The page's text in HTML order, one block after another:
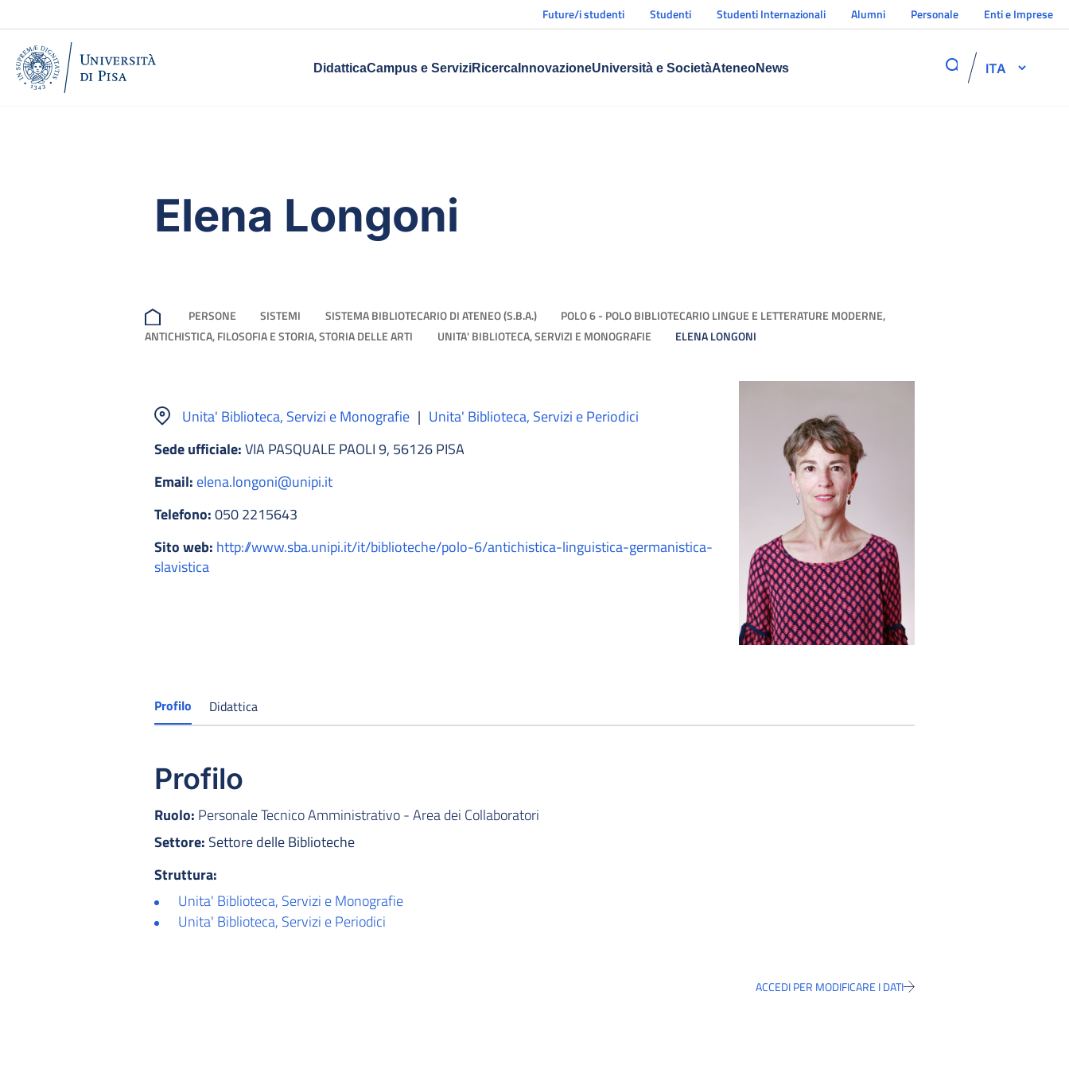
Future/i studenti Studenti Studenti Internazionali Alumni Personale Enti e Imprese
DidatticaCampus e ServiziRicercaInnovazioneUniversità e SocietàAteneoNews ITA
Elena Longoni
PERSONE SISTEMI SISTEMA BIBLIOTECARIO DI ATENEO (S.B.A.)
POLO 6 - POLO BIBLIOTECARIO LINGUE E LETTERATURE MODERNE,
ANTICHISTICA, FILOSOFIA E STORIA, STORIA DELLE ARTI
UNITA' BIBLIOTECA, SERVIZI E MONOGRAFIE ELENA LONGONI
Unita' Biblioteca, Servizi e Monografie | Unita' Biblioteca, Servizi e Periodici
Sede ufficiale:VIA PASQUALE PAOLI 9, 56126 PISA
Email: elena.longoni@unipi.it
Telefono:050 2215643
Sito web: http://www.sba.unipi.it/it/biblioteche/polo-6/antichistica-linguistica-germanistica-
slavistica
Profilo Didattica
Profilo
Ruolo: Personale Tecnico Amministrativo - Area dei Collaboratori
Settore: Settore delle Biblioteche
Struttura:
Unita' Biblioteca, Servizi e Monografie
Unita' Biblioteca, Servizi e Periodici
ACCEDI PER MODIFICARE I DATI